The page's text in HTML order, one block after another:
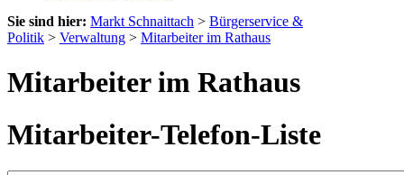
Sie sind hier: Markt Schnaittach > Bürgerservice &
Politik > Verwaltung > Mitarbeiter im Rathaus
Mitarbeiter im Rathaus
Mitarbeiter-Telefon-Liste